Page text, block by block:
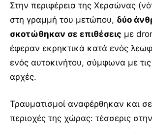
Στην περιφέρεια της Χερσώνας
στη γραμμή του μετώπου, δύο
σκοτώθηκαν σε επιθέσεις με
έφεραν εκρηκτικά κατά ενός
ενός αυτοκινήτου, σύμφωνα με τις
αρχές.
Τραυματισμοί αναφέρθηκαν και
περιοχές της χώρας: τέσσερις